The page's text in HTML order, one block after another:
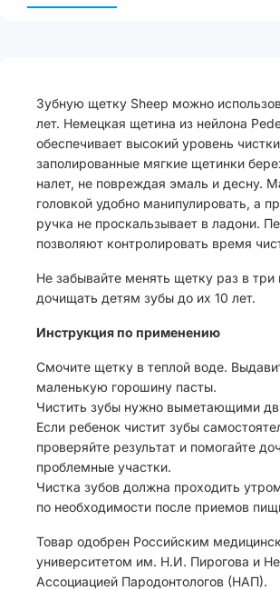
Зубную щетку Sheep можно
лет. Немецкая щетина из нейлона
обеспечивает высокий уровень
заполированные мягкие щетинки
налет, не повреждая эмаль и десну.
головкой удобно манипулировать, а
ручка не проскальзывает в ладони.
позволяют контролировать время
Не забывайте менять щетку раз в три
дочищать детям зубы до их 10 лет.
Инструкция по применению
Смочите щетку в теплой воде.
маленькую горошину пасты.
Чистить зубы нужно выметающими
Если ребенок чистит зубы
проверяйте результат и помогайте
проблемные участки.
Чистка зубов должна проходить
по необходимости после приемов
Товар одобрен Российским
университетом им. Н.И. Пирогова и
Ассоциацией Пародонтологов (НАП).